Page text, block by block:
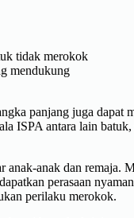
tidak merokok
mendukung
panjang juga dapat
antara lain batuk,
anak dan remaja.
perasaan
perilaku merokok.